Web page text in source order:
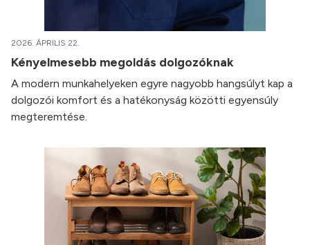
2026. ÁPRILIS 22.
Kényelmesebb megoldás dolgozóknak
A modern munkahelyeken egyre nagyobb hangsúlyt kap a
dolgozói komfort és a hatékonyság közötti egyensúly
megteremtése.